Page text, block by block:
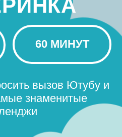
Ютубу и
МИНУТ